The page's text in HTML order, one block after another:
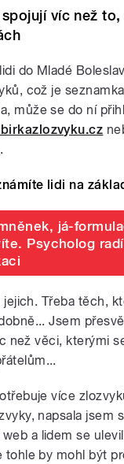
víc než
do Mladé
což je
může se do ní
.
lidi na
já-
Psycholog
Třeba těch,
Jsem
než věci, kterými
více
napsala jsem
a lidem se
tohle by mohl být